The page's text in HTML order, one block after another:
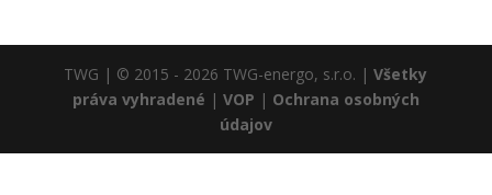
TWG | © 2015 - 2026 TWG-energo, s.r.o. |Všetky
práva vyhradené | VOP | Ochrana osobných
údajov